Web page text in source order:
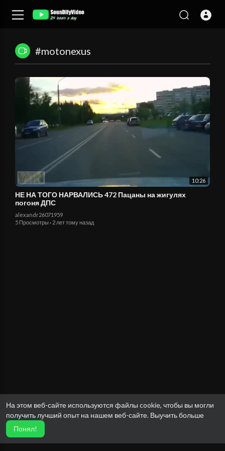
На этом веб-сайте используются файлы cookie, чтобы вы могли
получить лучший опыт на нашем веб-сайте. Выучить больше
Понял!
#motonexus
10:26
НЕ НА ТОГО НАРВАЛИСЬ 472 Пацаны на жигулях
погоня ДПС
alexandr26071959
5 Просмотры · 2 лет тому назад